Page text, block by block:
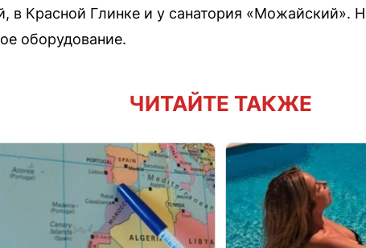
в Красной Глинке и у санатория «Можайский».
оборудование.
ЧИТАЙТЕ ТАКЖЕ